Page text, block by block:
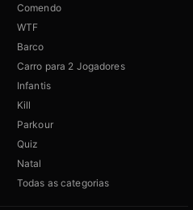
Comendo
WTF
Barco
Carro para 2 Jogadores
Infantis
Kill
Parkour
Quiz
Natal
Todas as categorias